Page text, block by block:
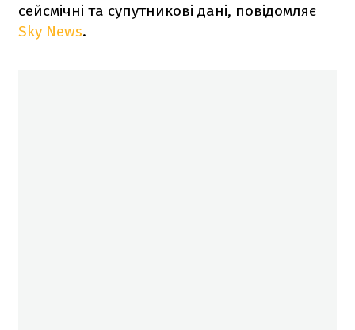
сейсмічні та супутникові дані, повідомляє
Sky News.